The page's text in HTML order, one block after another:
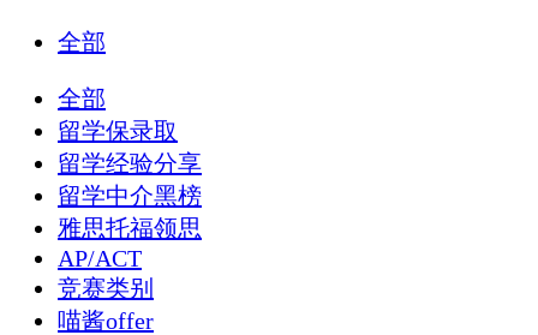
全部
全部
留学保录取
留学经验分享
留学中介黑榜
雅思托福领思
AP/ACT
竞赛类别
喵酱offer